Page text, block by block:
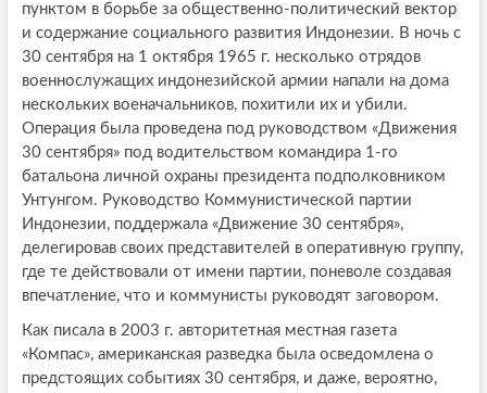
пунктом в борьбе за общественно-политический вектор
и содержание социального развития Индонезии. В ночь с
30 сентября на 1 октября 1965 г. несколько отрядов
военнослужащих индонезийской армии напали на дома
нескольких военачальников, похитили их и убили.
Операция была проведена под руководством «Движения
30 сентября» под водительством командира 1-го
батальона личной охраны президента подполковником
Унтунгом. Руководство Коммунистической партии
Индонезии, поддержала «Движение 30 сентября»,
делегировав своих представителей в оперативную группу,
где те действовали от имени партии, поневоле создавая
впечатление, что и коммунисты руководят заговором.
Как писала в 2003 г. авторитетная местная газета
«Компас», американская разведка была осведомлена о
предстоящих событиях 30 сентября, и даже, вероятно,